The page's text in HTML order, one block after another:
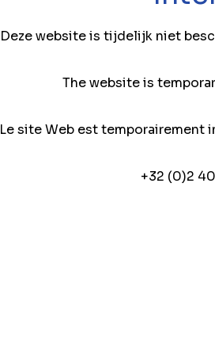
Deze website is tijdelijk niet
The website is
Le site Web est temporairement
+32 (0)2